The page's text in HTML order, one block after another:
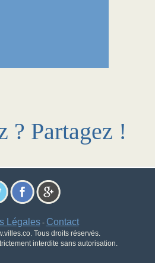
? Partagez !
Légales- Contact
Tous droits réservés.
interdite sans autorisation.